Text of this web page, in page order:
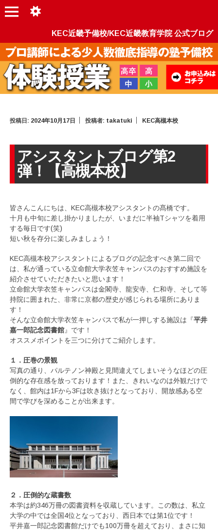
KEC近畿予備校/KEC近畿教育学院 公式ブログ
投稿日: 2024年10月17日 投稿者: takatuki KEC高槻本校
アシスタントブログ第2
弾！【高槻本校】
皆さんこんにちは、KEC高槻本校アシスタントの髙橋です。
十月も中旬に差し掛かりましたが、いまだに半袖Tシャツを着用
する毎日です(笑)
短い秋を存分に楽しみましょう！
KEC高槻本校アシスタントによるブログの記念すべき第二回で
は、私が通っている立命館大学衣笠キャンパスのおすすめ施設を
紹介させていただきたいと思います！
立命館大学衣笠キャンパスは金閣寺、龍安寺、仁和寺、そして等
持院に囲まれた、非常に京都の歴史が感じられる場所にありま
す！
そんな立命館大学衣笠キャンパスで私が一押しする施設は『平井
嘉一郎記念図書館』です！
オススメポイントを三つに分けてご紹介します。
１．圧巻の景観
写真の通り、パルテノン神殿と見間違えてしまいそうなほどの圧
倒的な存在感を放っております！また、きれいなのは外観だけで
なく、館内は1Fから3Fは吹き抜けとなっており、開放感ある空
間で学びを深めることが出来ます。
２．圧倒的な蔵書数
本学は約346万冊の図書資料を収蔵しています。この数は、私立
大学の中では全国4位となっており、西日本では第1位です！
平井嘉一郎記念図書館だけでも100万冊を超えており、まさに知